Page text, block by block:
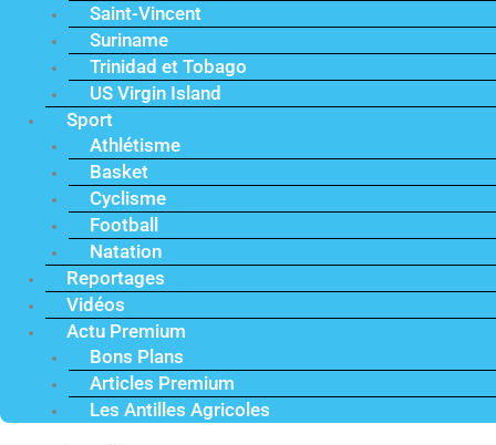
Saint-Vincent
Suriname
Trinidad et Tobago
US Virgin Island
Sport
Athlétisme
Basket
Cyclisme
Football
Natation
Reportages
Vidéos
Actu Premium
Bons Plans
Articles Premium
Les Antilles Agricoles